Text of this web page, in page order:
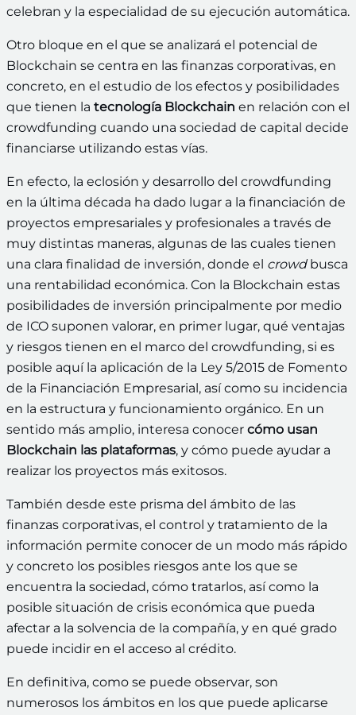
celebran y la especialidad de su ejecución automática.
Otro bloque en el que se analizará el potencial de
Blockchain se centra en las finanzas corporativas, en
concreto, en el estudio de los efectos y posibilidades
que tienen la tecnología Blockchain en relación con el
crowdfunding cuando una sociedad de capital decide
financiarse utilizando estas vías.
En efecto, la eclosión y desarrollo del crowdfunding
en la última década ha dado lugar a la financiación de
proyectos empresariales y profesionales a través de
muy distintas maneras, algunas de las cuales tienen
una clara finalidad de inversión, donde el crowdbusca
una rentabilidad económica. Con la Blockchain estas
posibilidades de inversión principalmente por medio
de ICO suponen valorar, en primer lugar, qué ventajas
y riesgos tienen en el marco del crowdfunding, si es
posible aquí la aplicación de la Ley 5/2015 de Fomento
de la Financiación Empresarial, así como su incidencia
en la estructura y funcionamiento orgánico. En un
sentido más amplio, interesa conocer cómo usan
Blockchain las plataformas, y cómo puede ayudar a
realizar los proyectos más exitosos.
También desde este prisma del ámbito de las
finanzas corporativas, el control y tratamiento de la
información permite conocer de un modo más rápido
y concreto los posibles riesgos ante los que se
encuentra la sociedad, cómo tratarlos, así como la
posible situación de crisis económica que pueda
afectar a la solvencia de la compañía, y en qué grado
puede incidir en el acceso al crédito.
En definitiva, como se puede observar, son
numerosos los ámbitos en los que puede aplicarse